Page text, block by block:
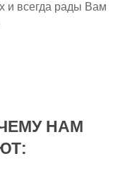
и всегда рады Вам
НАМ